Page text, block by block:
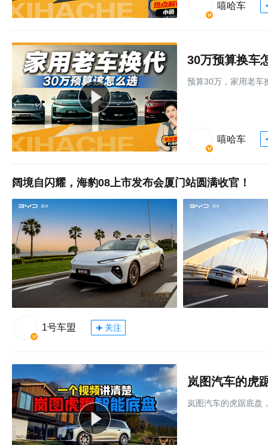
嘻哈车
30万预算换车
预算30万，家用老车
嘻哈车
阔境自闪耀，海豹08上市发布会厦门站圆满收官！
1号车盟 关注
岚图汽车的虎
岚图汽车的虎踞底盘